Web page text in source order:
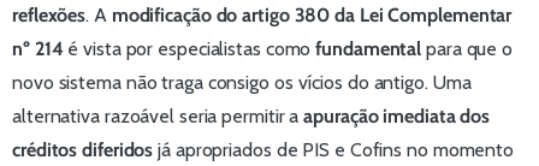
reflexões. A modificação do artigo 380 da Lei Complementar
nº 214 é vista por especialistas comofundamental para que o
novo sistema não traga consigo os vícios do antigo. Uma
alternativa razoável seria permitir aapuração imediata dos
créditos diferidos já apropriados de PIS e Cofins no momento